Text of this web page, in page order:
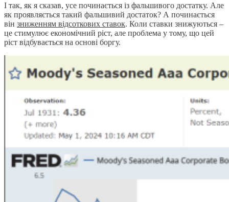
І так, як я сказав, усе починається із фальшивого достатку. Але
як проявляється такий фальшивий достаток? А починається
він зниженням відсоткових ставок. Коли ставки знижуються –
це стимулює економічний ріст, але проблема у тому, що цей
ріст відбувається на основі боргу.